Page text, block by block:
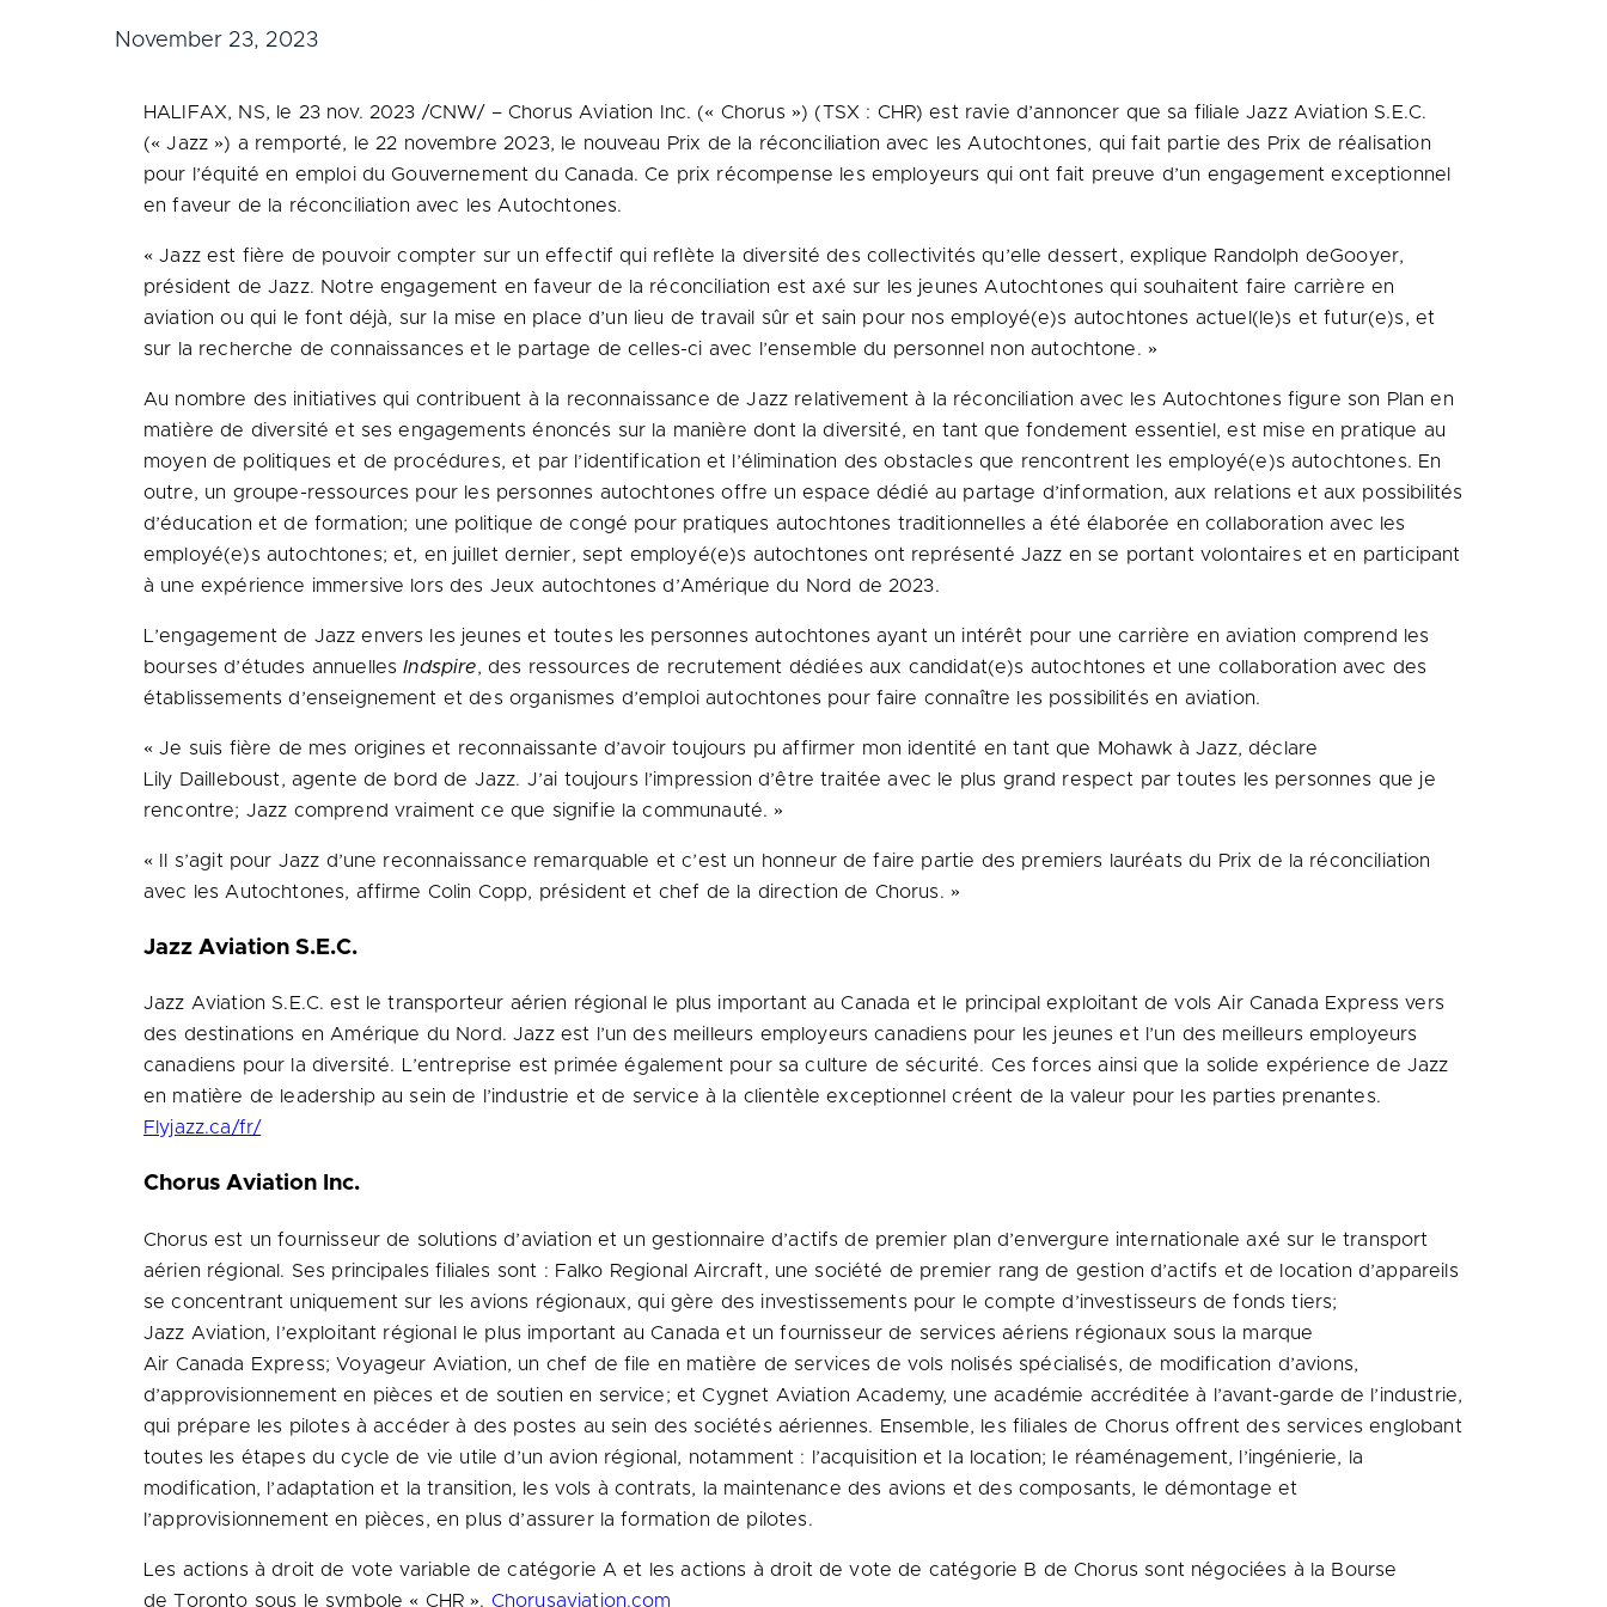
November 23, 2023
HALIFAX, NS, le 23 nov. 2023 /CNW/ – Chorus Aviation Inc. (« Chorus ») (TSX : CHR) est ravie d’annoncer que sa filiale Jazz Aviation S.E.C.
(« Jazz ») a remporté, le 22 novembre 2023, le nouveau Prix de la réconciliation avec les Autochtones, qui fait partie des Prix de réalisation
pour l’équité en emploi du Gouvernement du Canada. Ce prix récompense les employeurs qui ont fait preuve d’un engagement exceptionnel
en faveur de la réconciliation avec les Autochtones.
« Jazz est fière de pouvoir compter sur un effectif qui reflète la diversité des collectivités qu’elle dessert, explique Randolph deGooyer,
président de Jazz. Notre engagement en faveur de la réconciliation est axé sur les jeunes Autochtones qui souhaitent faire carrière en
aviation ou qui le font déjà, sur la mise en place d’un lieu de travail sûr et sain pour nos employé(e)s autochtones actuel(le)s et futur(e)s, et
sur la recherche de connaissances et le partage de celles-ci avec l’ensemble du personnel non autochtone. »
Au nombre des initiatives qui contribuent à la reconnaissance de Jazz relativement à la réconciliation avec les Autochtones figure son Plan en
matière de diversité et ses engagements énoncés sur la manière dont la diversité, en tant que fondement essentiel, est mise en pratique au
moyen de politiques et de procédures, et par l’identification et l’élimination des obstacles que rencontrent les employé(e)s autochtones. En
outre, un groupe-ressources pour les personnes autochtones offre un espace dédié au partage d’information, aux relations et aux possibilités
d’éducation et de formation; une politique de congé pour pratiques autochtones traditionnelles a été élaborée en collaboration avec les
employé(e)s autochtones; et, en juillet dernier, sept employé(e)s autochtones ont représenté Jazz en se portant volontaires et en participant
à une expérience immersive lors des Jeux autochtones d’Amérique du Nord de 2023.
L’engagement de Jazz envers les jeunes et toutes les personnes autochtones ayant un intérêt pour une carrière en aviation comprend les
bourses d’études annuellesIndspire, des ressources de recrutement dédiées aux candidat(e)s autochtones et une collaboration avec des
établissements d’enseignement et des organismes d’emploi autochtones pour faire connaître les possibilités en aviation.
« Je suis fière de mes origines et reconnaissante d’avoir toujours pu affirmer mon identité en tant que Mohawk à Jazz, déclare
Lily Dailleboust, agente de bord de Jazz. J’ai toujours l’impression d’être traitée avec le plus grand respect par toutes les personnes que je
rencontre; Jazz comprend vraiment ce que signifie la communauté. »
« Il s’agit pour Jazz d’une reconnaissance remarquable et c’est un honneur de faire partie des premiers lauréats du Prix de la réconciliation
avec les Autochtones, affirme Colin Copp, président et chef de la direction de Chorus. »
Jazz Aviation S.E.C.
Jazz Aviation S.E.C. est le transporteur aérien régional le plus important au Canada et le principal exploitant de vols Air Canada Express vers
des destinations en Amérique du Nord. Jazz est l’un des meilleurs employeurs canadiens pour les jeunes et l’un des meilleurs employeurs
canadiens pour la diversité. L’entreprise est primée également pour sa culture de sécurité. Ces forces ainsi que la solide expérience de Jazz
en matière de leadership au sein de l’industrie et de service à la clientèle exceptionnel créent de la valeur pour les parties prenantes.
Flyjazz.ca/fr/
Chorus Aviation Inc.
Chorus est un fournisseur de solutions d’aviation et un gestionnaire d’actifs de premier plan d’envergure internationale axé sur le transport
aérien régional. Ses principales filiales sont : Falko Regional Aircraft, une société de premier rang de gestion d’actifs et de location d’appareils
se concentrant uniquement sur les avions régionaux, qui gère des investissements pour le compte d’investisseurs de fonds tiers;
Jazz Aviation, l’exploitant régional le plus important au Canada et un fournisseur de services aériens régionaux sous la marque
Air Canada Express; Voyageur Aviation, un chef de file en matière de services de vols nolisés spécialisés, de modification d’avions,
d’approvisionnement en pièces et de soutien en service; et Cygnet Aviation Academy, une académie accréditée à l’avant-garde de l’industrie,
qui prépare les pilotes à accéder à des postes au sein des sociétés aériennes. Ensemble, les filiales de Chorus offrent des services englobant
toutes les étapes du cycle de vie utile d’un avion régional, notamment : l’acquisition et la location; le réaménagement, l’ingénierie, la
modification, l’adaptation et la transition, les vols à contrats, la maintenance des avions et des composants, le démontage et
l’approvisionnement en pièces, en plus d’assurer la formation de pilotes.
Les actions à droit de vote variable de catégorie A et les actions à droit de vote de catégorie B de Chorus sont négociées à la Bourse
de Toronto sous le symbole « CHR ». Chorusaviation.com